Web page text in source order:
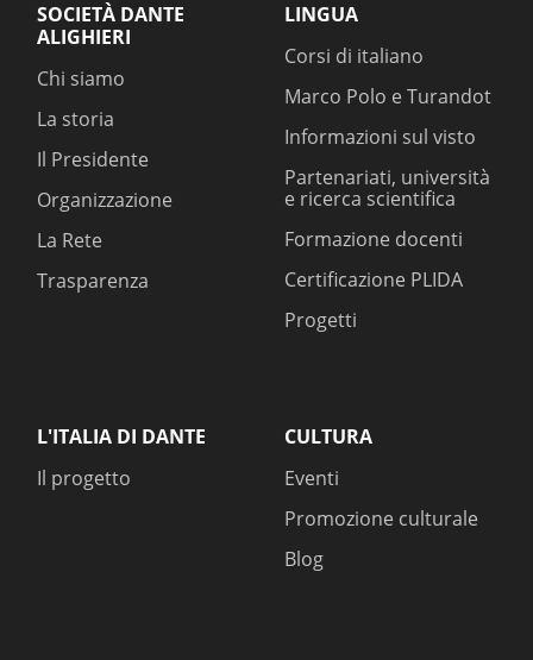
SOCIETÀ DANTE
ALIGHIERI
Chi siamo
La storia
Il Presidente
Organizzazione
La Rete
Trasparenza
LINGUA
Corsi di italiano
Marco Polo e Turandot
Informazioni sul visto
Partenariati, università
e ricerca scientifica
Formazione docenti
Certificazione PLIDA
Progetti
L'ITALIA DI DANTE
Il progetto
CULTURA
Eventi
Promozione culturale
Blog